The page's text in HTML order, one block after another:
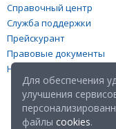
Справочный центр
Служба поддержки
Прейскурант
Правовые документы
Настройка файлов
Для обеспечения
улучшения
файлы cookies.